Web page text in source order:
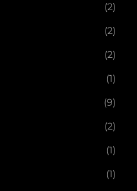
(2)
(2)
(2)
(1)
(9)
(2)
(1)
(1)